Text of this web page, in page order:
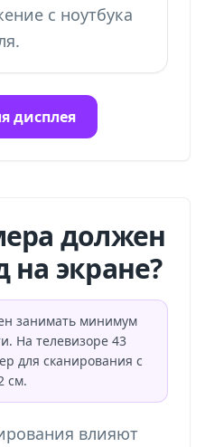
с ноутбука
дисплея
должен
на экране?
занимать минимум
На телевизоре 43
для сканирования с
см.
влияют